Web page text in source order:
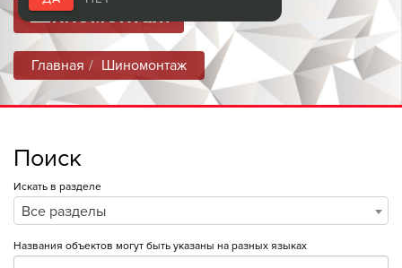
Шиномонтаж
Главная Шиномонтаж
Поиск
Искать в разделе
Все разделы
Названия объектов могут быть указаны на разных языках